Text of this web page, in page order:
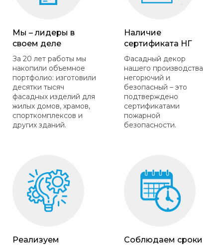
Мы – лидеры в
своем деле
За 20 лет работы мы
накопили объемное
портфолио: изготовили
десятки тысяч
фасадных изделий для
жилых домов, храмов,
спорткомплексов и
других зданий.
Наличие
сертификата НГ
Фасадный декор
нашего производства
негорючий и
безопасный – это
подтверждено
сертификатами
пожарной
безопасности.
Реализуем
Соблюдаем сроки